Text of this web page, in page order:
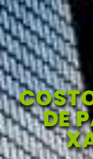
DE